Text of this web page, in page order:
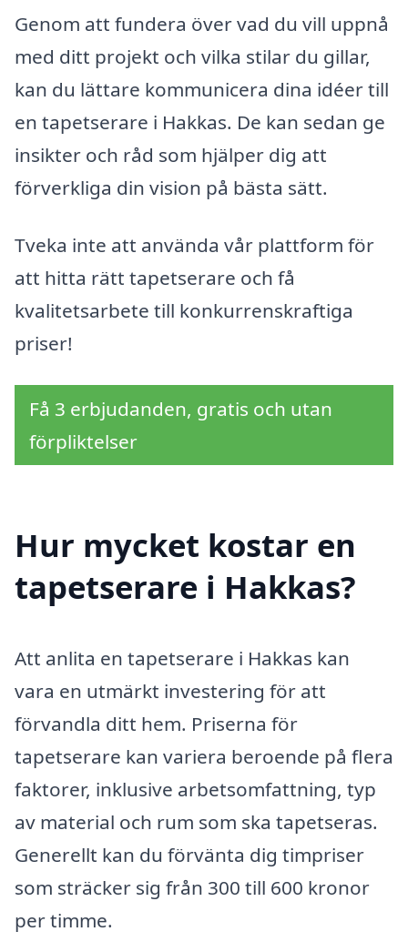
Genom att fundera över vad du vill uppnå
med ditt projekt och vilka stilar du gillar,
kan du lättare kommunicera dina idéer till
en tapetserare i Hakkas. De kan sedan ge
insikter och råd som hjälper dig att
förverkliga din vision på bästa sätt.
Tveka inte att använda vår plattform för
att hitta rätt tapetserare och få
kvalitetsarbete till konkurrenskraftiga
priser!
Få 3 erbjudanden, gratis och utan
förpliktelser
Hur mycket kostar en
tapetserare i Hakkas?
Att anlita en tapetserare i Hakkas kan
vara en utmärkt investering för att
förvandla ditt hem. Priserna för
tapetserare kan variera beroende på flera
faktorer, inklusive arbetsomfattning, typ
av material och rum som ska tapetseras.
Generellt kan du förvänta dig timpriser
som sträcker sig från 300 till 600 kronor
per timme.